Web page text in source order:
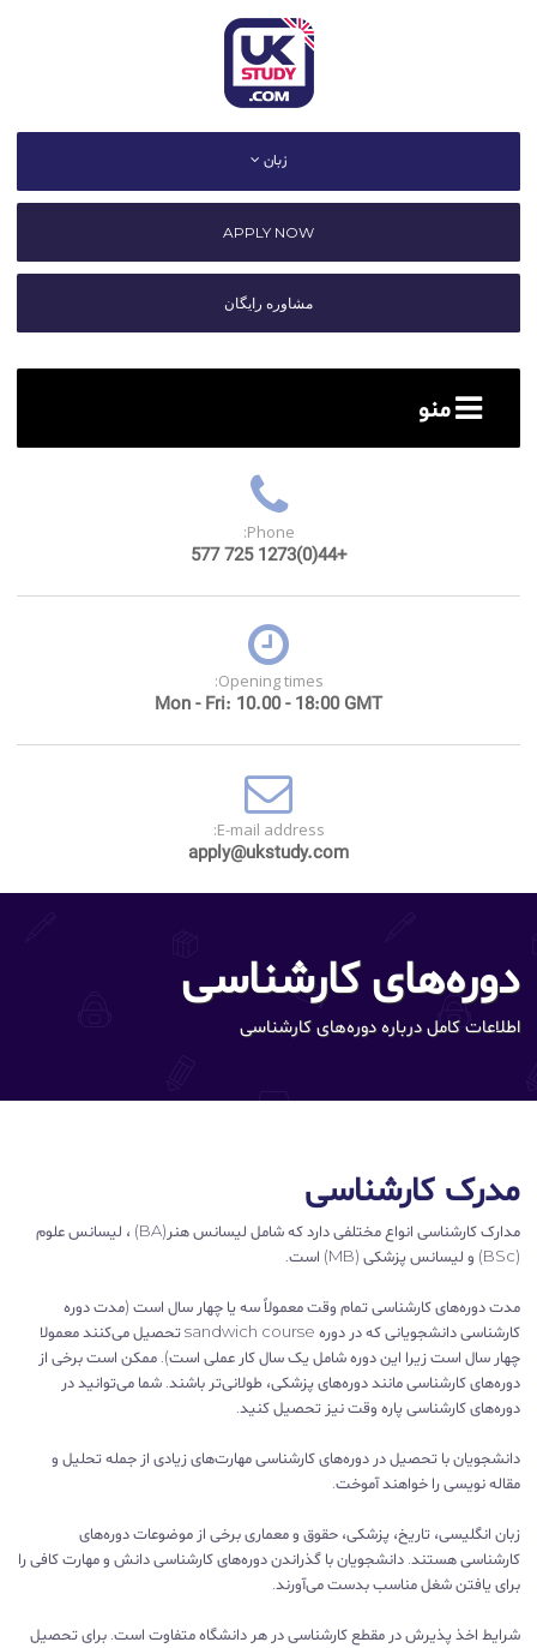
زبان
APPLY NOW
مشاوره رایگان
منو
Phone:
+44(0)1273 725 577
Opening times:
Mon - Fri: 10.00 - 18:00 GMT
E-mail address:
apply@ukstudy.com
دوره‌های کارشناسی
اطلاعات کامل درباره دوره‌های کارشناسی
مدرک کارشناسی
مدارک کارشناسی انواع مختلفی دارد که شامل لیسانس هنر(BA) ، لیسانس علوم
(BSc) و لیسانس پزشکی (MB) است.
مدت دوره‌های کارشناسی تمام وقت معمولاً سه یا چهار سال است (مدت دوره
کارشناسی دانشجویانی که در دوره sandwich course تحصیل می‌کنند معمولا
چهار سال است زیرا این دوره شامل یک سال کار عملی است). ممکن است برخی از
دوره‌های کارشناسی مانند دوره‌های پزشکی، طولانی‌تر باشند. شما می‌توانید در
دوره‌های کارشناسی پاره وقت نیز تحصیل کنید.
دانشجویان با تحصیل در دوره‌های کارشناسی مهارت‌های زیادی از جمله تحلیل و
مقاله نویسی را خواهند آموخت.
زبان انگلیسی، تاریخ، پزشکی، حقوق و معماری برخی از موضوعات دوره‌های
کارشناسی هستند. دانشجویان با گذراندن دوره‌های کارشناسی دانش و مهارت کافی را
برای یافتن شغل مناسب بدست می‌آورند.
شرایط اخذ پذیرش در مقطع کارشناسی در هر دانشگاه متفاوت است. برای تحصیل